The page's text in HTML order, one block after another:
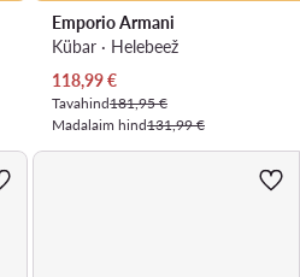
Emporio Armani
Kübar · Helebeež
Praegune hind
118,99€
Tavahind181,95 €
Madalaim hind131,99 €